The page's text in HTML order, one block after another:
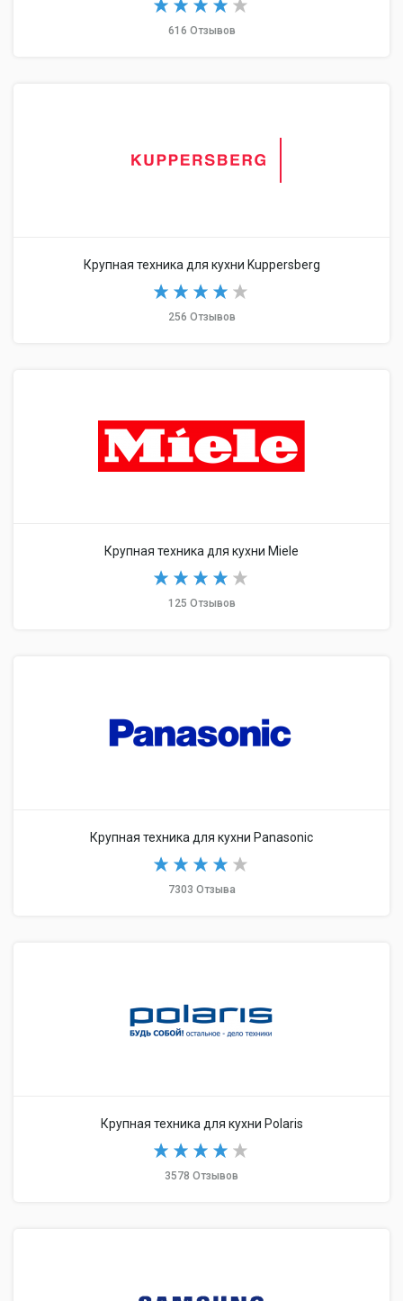
616 Отзывов
Крупная техника для кухни Kuppersberg
256 Отзывов
Крупная техника для кухни Miele
125 Отзывов
Крупная техника для кухни Panasonic
7303 Отзыва
Крупная техника для кухни Polaris
3578 Отзывов